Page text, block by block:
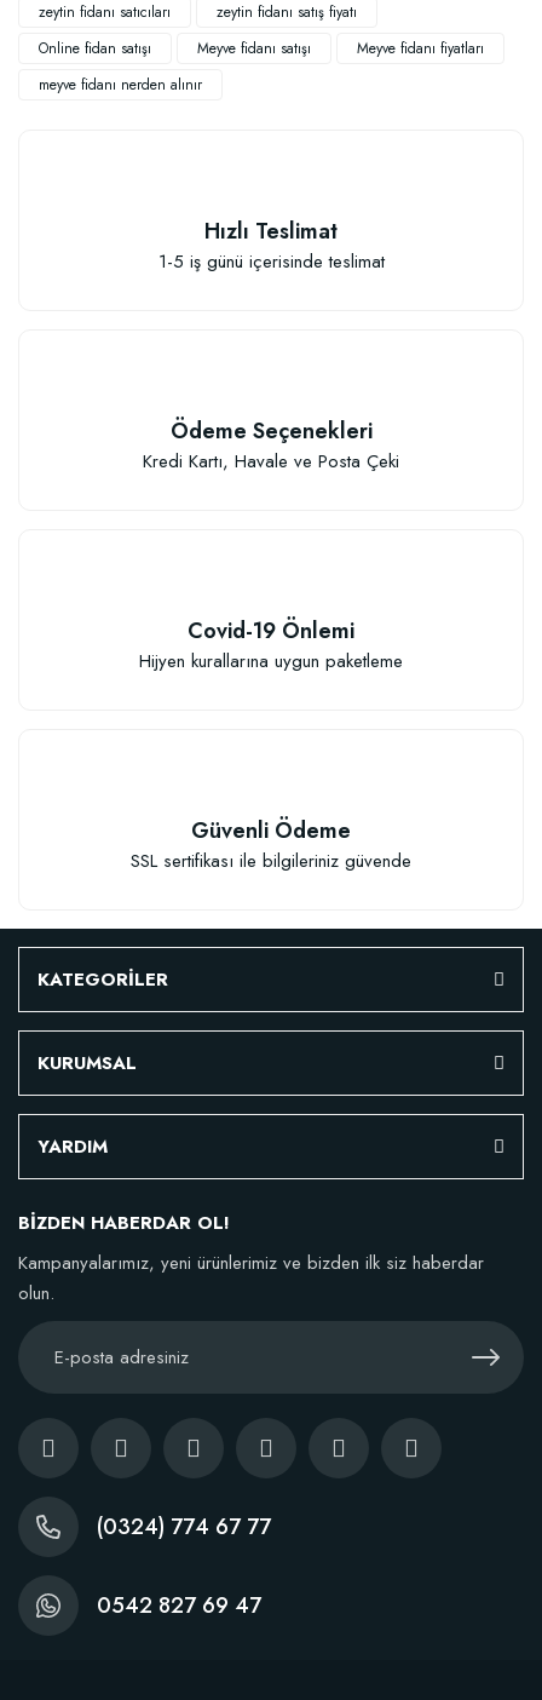
Elastik Meyve Fidanı Bağlama İpi (10 Fidan İçin )
Sepete Ekle
106,81 TL
TÜKENDI
zeytin fidanı satıcıları
zeytin fidanı satış fiyatı
Online fidan satışı
Meyve fidanı satışı
Meyve fidanı fiyatları
meyve fidanı nerden alınır
Hızlı Teslimat
1-5 iş günü içerisinde teslimat
Ödeme Seçenekleri
Kredi Kartı, Havale ve Posta Çeki
Covid-19 Önlemi
Hijyen kurallarına uygun paketleme
Güvenli Ödeme
SSL sertifikası ile bilgileriniz güvende
KATEGORİLER
KURUMSAL
YARDIM
BİZDEN HABERDAR OL!
Kampanyalarımız, yeni ürünlerimiz ve bizden ilk siz haberdar
olun.
(0324) 774 67 77
0542 827 69 47